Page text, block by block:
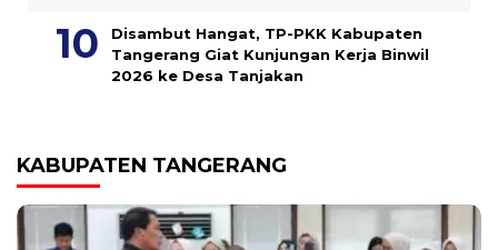
Disambut Hangat, TP-PKK Kabupaten
Tangerang Giat Kunjungan Kerja Binwil
2026 ke Desa Tanjakan
KABUPATEN TANGERANG